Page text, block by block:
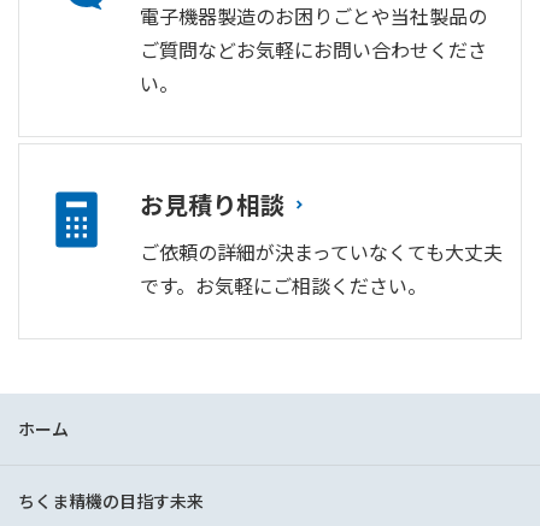
電子機器製造のお困りごとや当社製品の
ご質問などお気軽にお問い合わせくださ
い。
お見積り相談
ご依頼の詳細が決まっていなくても大丈夫
です。お気軽にご相談ください。
ホーム
ちくま精機の目指す未来